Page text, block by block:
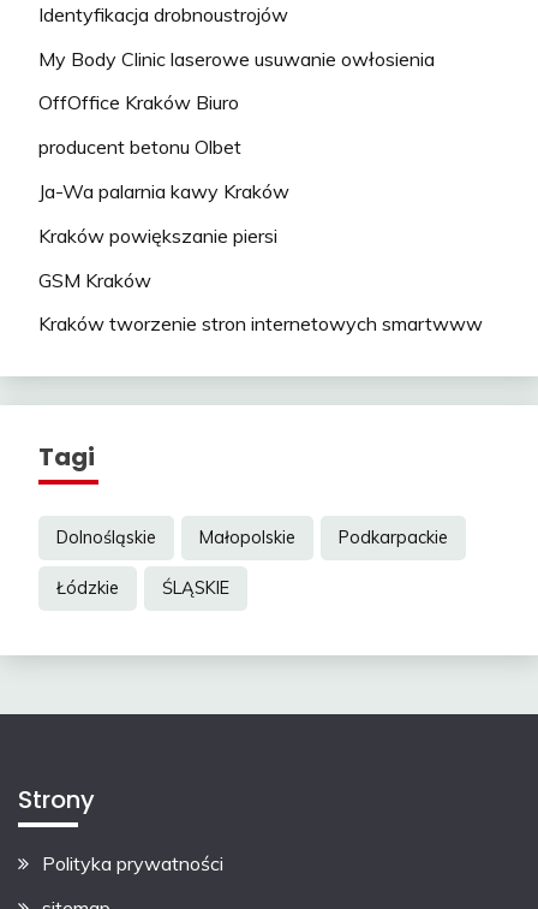
Identyfikacja drobnoustrojów
My Body Clinic laserowe usuwanie owłosienia
OffOffice Kraków Biuro
producent betonu Olbet
Ja-Wa palarnia kawy Kraków
Kraków powiększanie piersi
GSM Kraków
Kraków tworzenie stron internetowych smartwww
Tagi
Dolnośląskie Małopolskie Podkarpackie
Łódzkie ŚLĄSKIE
Strony
Polityka prywatności